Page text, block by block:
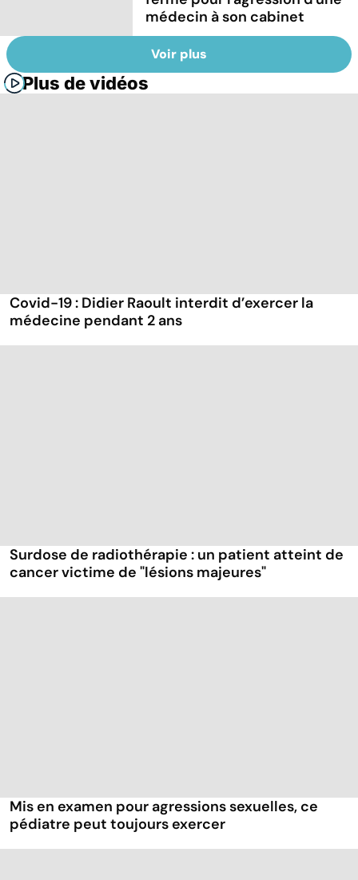
médecin à son cabinet
Voir plus
Plus de vidéos
Covid-19 : Didier Raoult interdit d’exercer la
médecine pendant 2 ans
Surdose de radiothérapie : un patient atteint de
cancer victime de "lésions majeures"
Mis en examen pour agressions sexuelles, ce
pédiatre peut toujours exercer